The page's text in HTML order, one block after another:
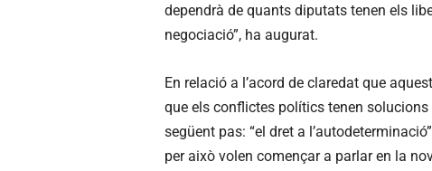
dependrà de quants diputats tenen els
negociació”, ha augurat.
En relació a l’acord de claredat que
que els conflictes polítics tenen solucions
següent pas: “el dret a
per això volen començar a parlar en la